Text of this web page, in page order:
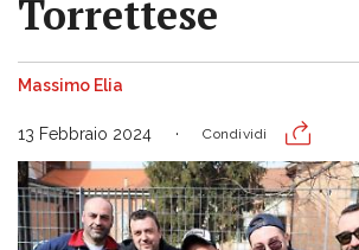
Torrettese
Massimo Elia
13 Febbraio 2024 Condividi